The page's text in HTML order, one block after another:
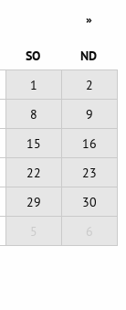
»
SO
ND
1
2
8
9
15
16
22
23
29
30
5 6